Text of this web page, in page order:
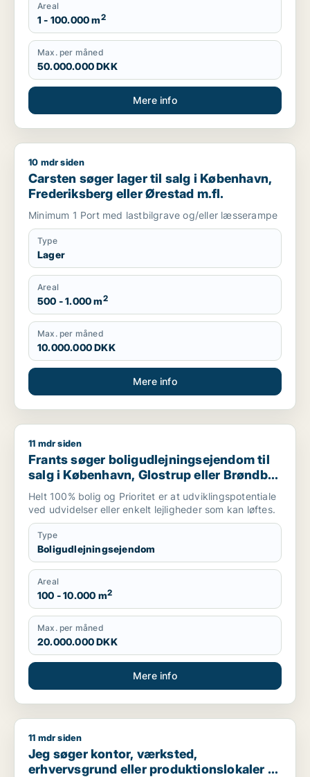
Areal
1 - 100.000 m2
Max. per måned
50.000.000 DKK
Mere info
Carsten søger lager til salg i København, Frederiksberg
10 mdr siden
Carsten søger lager til salg i København,
Frederiksberg eller Ørestad m.fl.
Minimum 1 Port med lastbilgrave og/eller læsserampe
Type
Lager
Areal
500 - 1.000 m2
Max. per måned
10.000.000 DKK
Mere info
Frants søger boligudlejningsejendom til salg i København,
11 mdr siden
Frants søger boligudlejningsejendom til
salg i København, Glostrup eller Brøndby
m.fl.
Helt 100% bolig og Prioritet er at udviklingspotentiale
ved udvidelser eller enkelt lejligheder som kan løftes.
Type
Boligudlejningsejendom
Areal
100 - 10.000 m2
Max. per måned
20.000.000 DKK
Mere info
Jeg søger kontor, værksted, erhvervsgrund eller
11 mdr siden
Jeg søger kontor, værksted,
erhvervsgrund eller produktionslokaler til